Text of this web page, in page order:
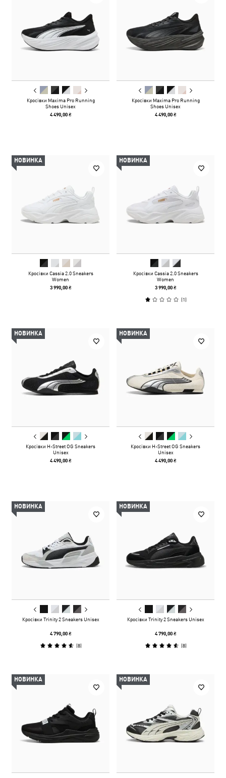
Кросівки Maxima Pro Running
Shoes Unisex
4 490,00 ₴
Кросівки Maxima Pro Running
Shoes Unisex
4 490,00 ₴
НОВИНКА
Кросівки Cassia 2.0 Sneakers
Women
3 990,00 ₴
НОВИНКА
Кросівки Cassia 2.0 Sneakers
Women
3 990,00 ₴
(1)
НОВИНКА
Кросівки H-Street OG Sneakers
Unisex
4 490,00 ₴
НОВИНКА
Кросівки H-Street OG Sneakers
Unisex
4 490,00 ₴
НОВИНКА
Кросівки Trinity 2 Sneakers Unisex
4 790,00 ₴
(8)
НОВИНКА
Кросівки Trinity 2 Sneakers Unisex
4 790,00 ₴
(8)
НОВИНКА НОВИНКА